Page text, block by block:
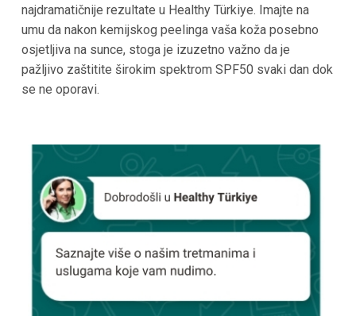
najdramatičnije rezultate u Healthy Türkiye. Imajte na
umu da nakon kemijskog peelinga vaša koža posebno
osjetljiva na sunce, stoga je izuzetno važno da je
pažljivo zaštitite širokim spektrom SPF50 svaki dan dok
se ne oporavi.